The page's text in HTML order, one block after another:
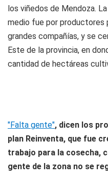
los viñedos de Mendoza.
medio fue por productores
grandes compañías, y se
Este de la provincia, en
cantidad de hectáreas
"Falta gente", dicen los
plan Reinventa, que fue
trabajo para la cosecha,
gente de la zona no se